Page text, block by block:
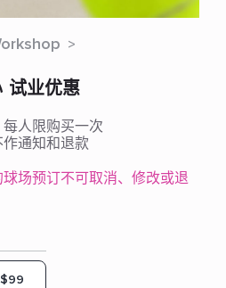
试业优惠
每人限购买一次
作通知和退款
球场预订不可取消、修改或退